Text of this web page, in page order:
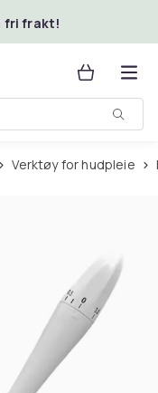
fri frakt!
Verktøy for hudpleie